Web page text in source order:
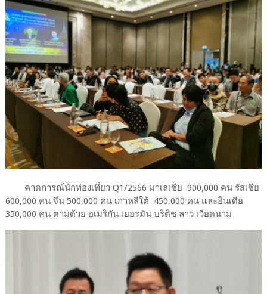
คาดการณ์นักท่องเที่ยว Q1/2566 มาเลเซีย 900,000 คน รัสเซีย
600,000 คน จีน 500,000 คน เกาหลีใต้ 450,000 คน และอินเดีย
350,000 คน ตามด้วย อเมริกัน เยอรมัน บริติช ลาว เวียดนาม